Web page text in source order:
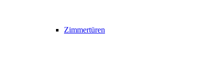
Zimmertüren